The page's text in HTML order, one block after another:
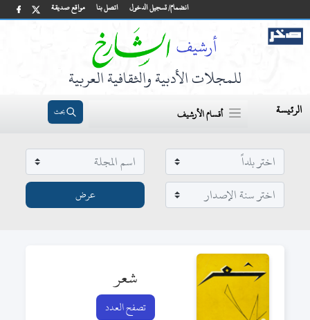
مواقع صديقة اتصل بنا انضمام/ تسجيل الدخول
للمجلات الأدبية والثقافية العربية
الرئيسة أقسام الأرشيف بحث
شعر
تصفح العدد